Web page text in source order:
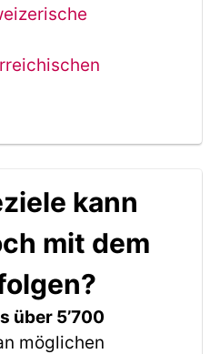
kann
mit dem
über 5’700
möglichen